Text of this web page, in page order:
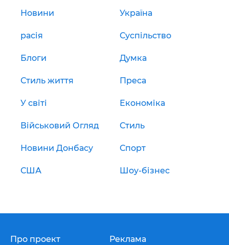
Новини Україна
расія Суспільство
Блоги Думка
Стиль життя Преса
У світі Економіка
Військовий Огляд Стиль
Новини Донбасу Спорт
США Шоу-бізнес
Про проект Реклама